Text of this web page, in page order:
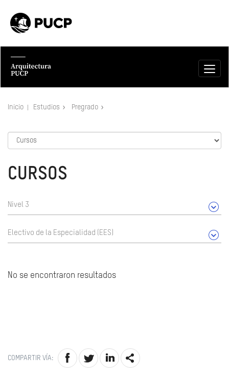
Inicio Estudios Pregrado
CURSOS
Nivel 3
Electivo de la Especialidad (EES)
No se encontraron resultados
COMPARTIR VÍA: